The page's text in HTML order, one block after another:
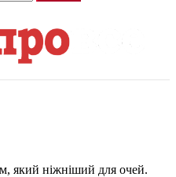
який ніжніший для очей.